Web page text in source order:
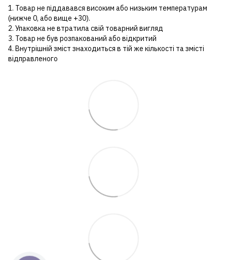
1. Товар не піддавався високим або низьким температурам
(нижче 0, або вище +30).
2. Упаковка не втратила свій товарний вигляд
3. Товар не був розпакований або відкритий
4. Внутрішній зміст знаходиться в тій же кількості та змісті
відправленого